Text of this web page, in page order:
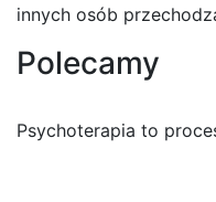
innych osób
Polecamy
Psychoterapia to